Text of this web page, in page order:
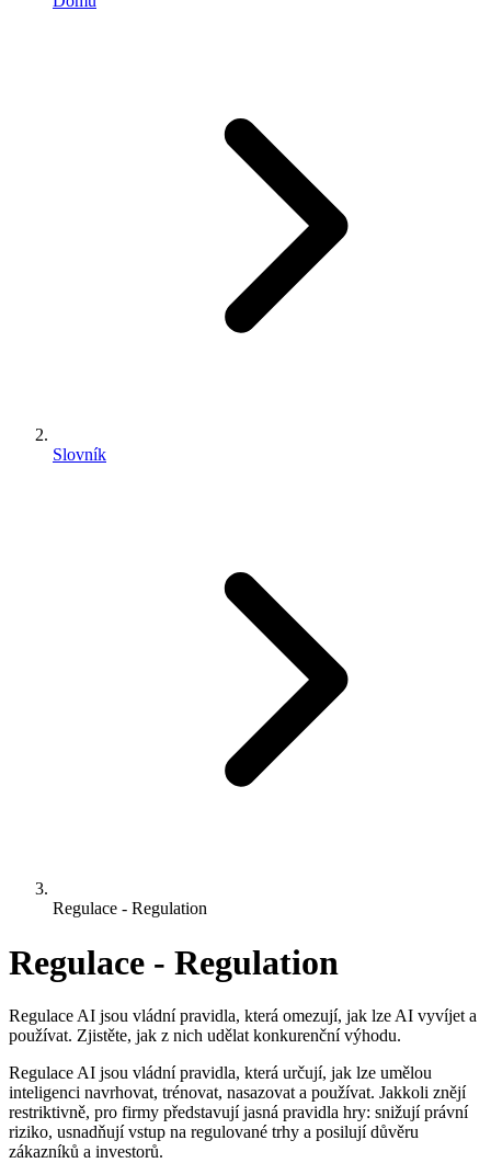
Slovník
Regulace - Regulation
Regulace - Regulation
Regulace AI jsou vládní pravidla, která omezují, jak lze AI vyvíjet a
používat. Zjistěte, jak z nich udělat konkurenční výhodu.
Regulace AI jsou vládní pravidla, která určují, jak lze umělou
inteligenci navrhovat, trénovat, nasazovat a používat. Jakkoli znějí
restriktivně, pro firmy představují jasná pravidla hry: snižují právní
riziko, usnadňují vstup na regulované trhy a posilují důvěru
zákazníků a investorů.